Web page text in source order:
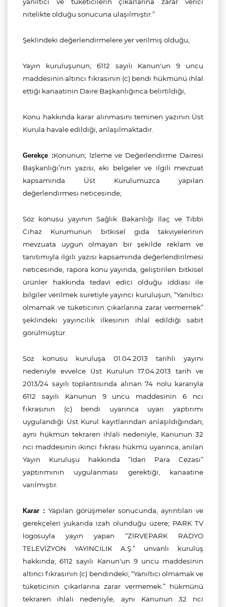
nitelikte olduğu sonucuna ulaşılmıştır.”
Şeklindeki değerlendirmelere yer verilmiş olduğu,
Yayın kuruluşunun; 6112 sayılı Kanun'un 9 uncu
maddesinin altıncı fıkrasının (c) bendi hükmünü ihlal
ettiği kanaatinin Daire Başkanlığınca belirtildiği,
Konu hakkında karar alınmasını teminen yazının Üst
Kurula havale edildiği, anlaşılmaktadır.
Gerekçe :Konunun; İzleme ve Değerlendirme Dairesi
Başkanlığı’nın yazısı, eki belgeler ve ilgili mevzuat
kapsamında Üst Kurulumuzca yapılan
değerlendirmesi neticesinde;
Söz konusu yayınınSağlık Bakanlığı İlaç ve Tıbbi
Cihaz Kurumunun bitkisel gıda takviyelerinin
mevzuata uygun olmayan bir şekilde reklam ve
tanıtımıyla ilgili yazısı kapsamında değerlendirilmesi
neticesinde, rapora konu yayında, geliştirilen bitkisel
ürünler hakkında tedavi edici olduğu iddiası ile
bilgiler verilmek suretiyle yayıncı kuruluşun, “Yanıltıcı
olmamak ve tüketicinin çıkarlarına zarar vermemek”
şeklindeki yayıncılık ilkesinin ihlal edildiği sabit
görülmüştür.
Söz konusu kuruluşa 01.04.2013 tarihli yayını
nedeniyle evvelce Üst Kurulun 17.04.2013 tarih ve
2013/24 sayılı toplantısında alınan 74 nolu kararıyla
6112 sayılı Kanunun 9 uncu maddesinin 6 ncı
fıkrasının (c) bendi uyarınca uyarı yaptırımı
uygulandığı Üst Kurul kayıtlarından anlaşıldığından;
aynı hükmün tekraren ihlali nedeniyle, Kanunun 32
nci maddesinin ikinci fıkrası hükmü uyarınca, anılan
Yayın Kuruluşu hakkında “İdari Para Cezası”
yaptırımının uygulanması gerektiği, kanaatine
varılmıştır.
Karar : Yapılan görüşmeler sonucunda, ayrıntıları ve
gerekçeleri yukarıda izah olunduğu üzere; PARK TV
logosuyla yayın yapan “ZİRVEPARK RADYO
TELEVİZYON YAYINCILIK A.Ş.” unvanlı kuruluş
hakkında;6112 sayılı Kanun'un 9 uncu maddesinin
altıncı fıkrasının (c) bendindeki; “Yanıltıcı olmamak ve
tüketicinin çıkarlarına zarar vermemek.” hükmünü
tekraren ihlali nedeniyle, aynı Kanunun 32 nci